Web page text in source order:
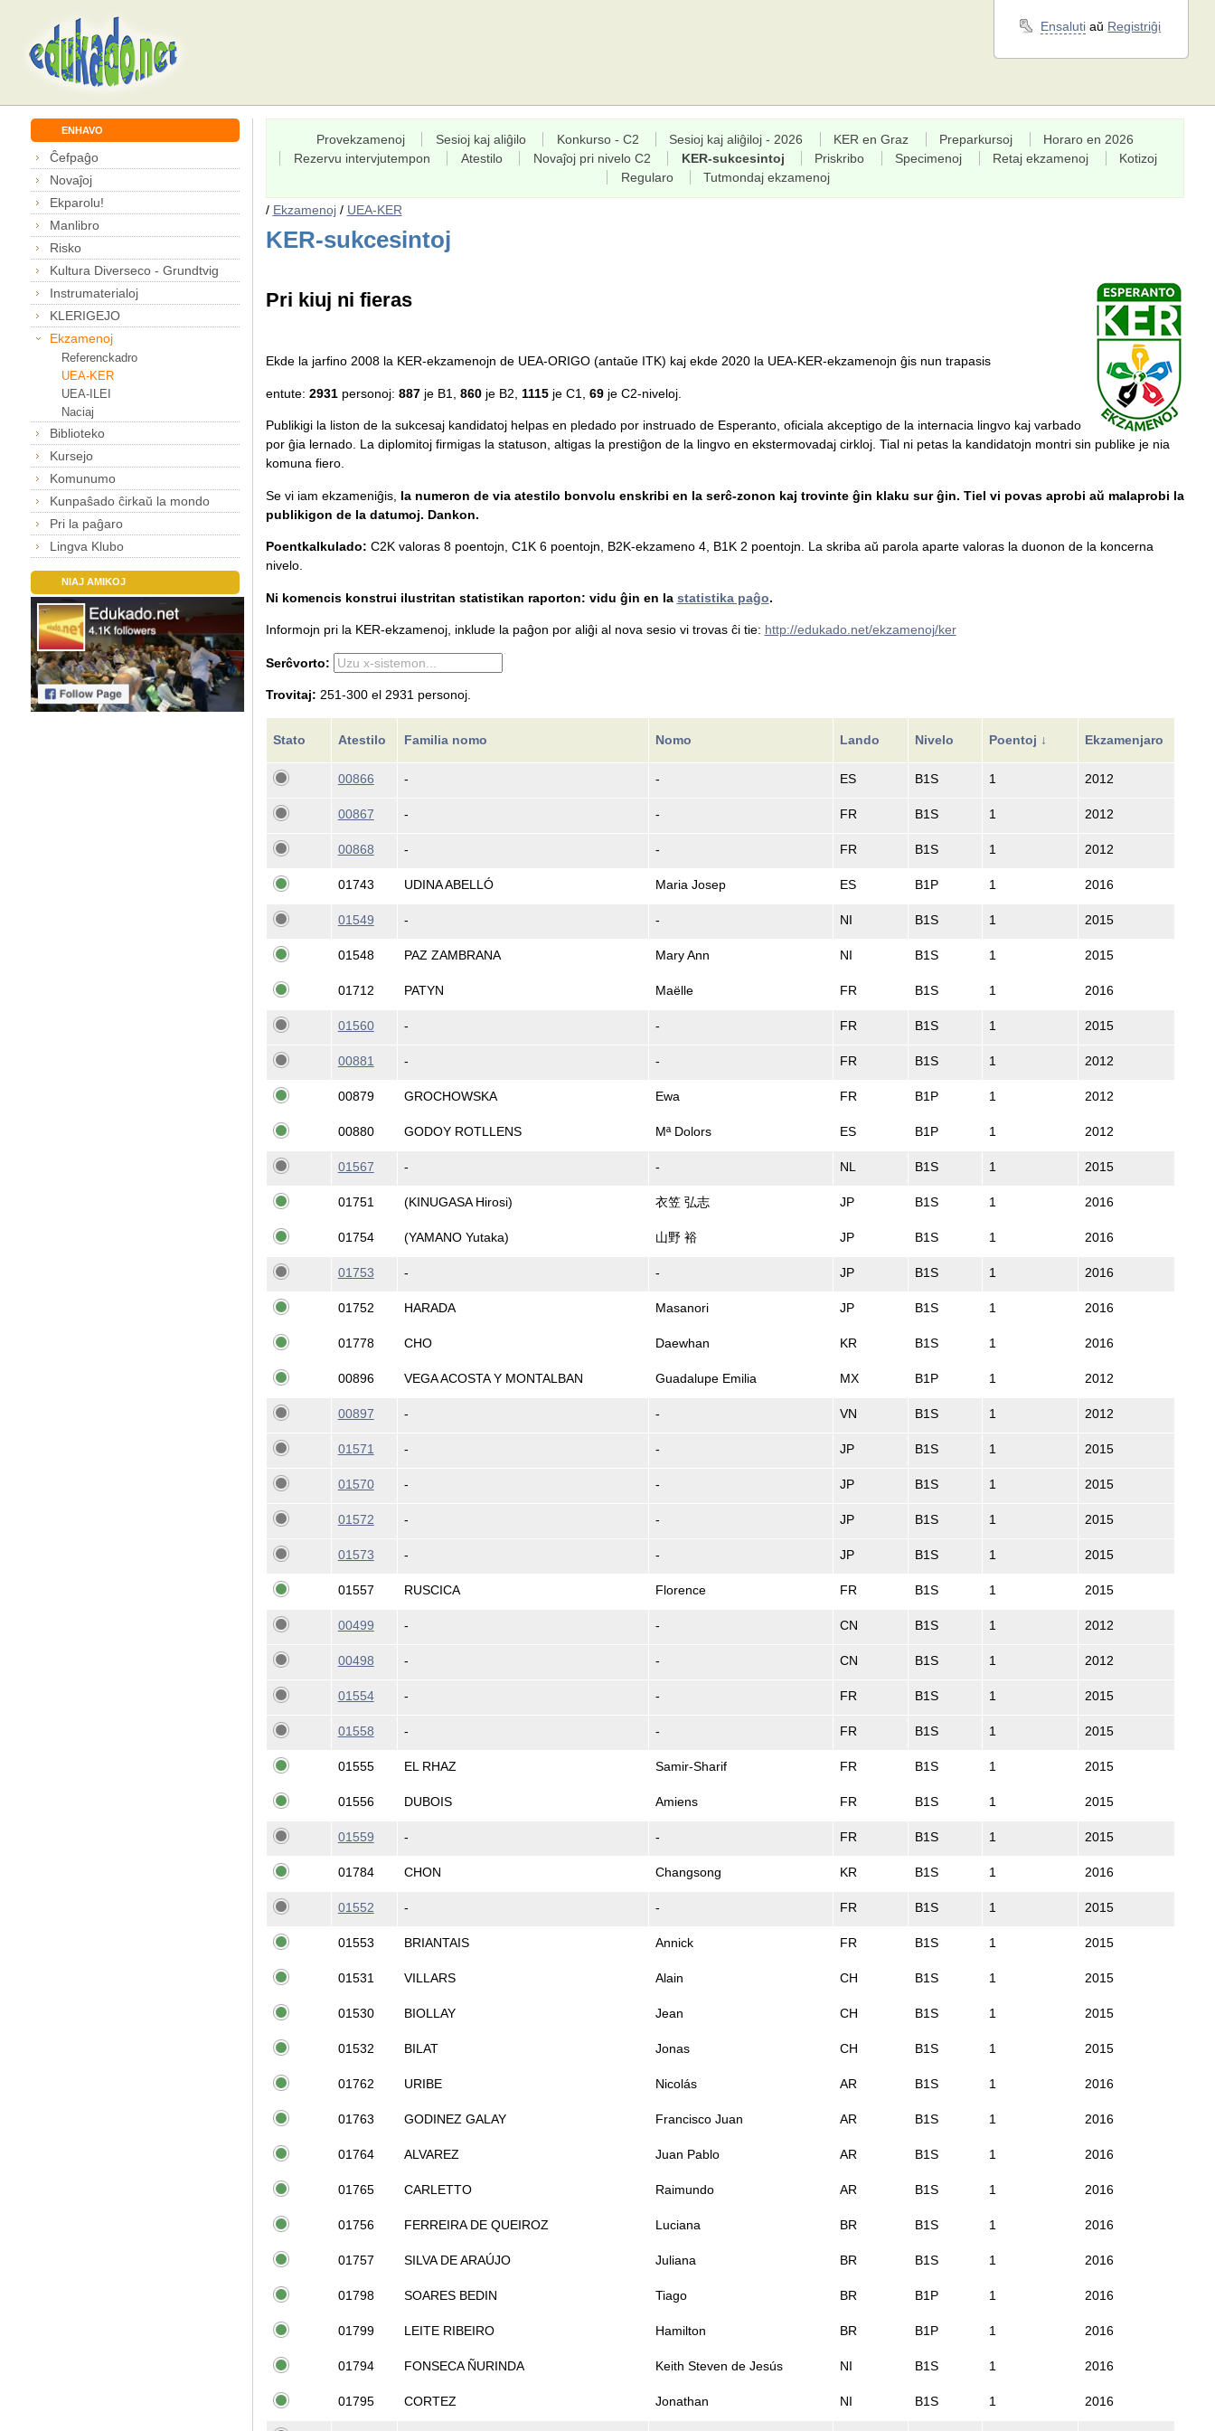
Ensaluti aŭ Registriĝi
ENHAVO
Ĉefpaĝo
Novaĵoj
Ekparolu!
Manlibro
Risko
Kultura Diverseco - Grundtvig
Instrumaterialoj
KLERIGEJO
Ekzamenoj
Referenckadro
UEA-KER
UEA-ILEI
Naciaj
Biblioteko
Kursejo
Komunumo
Kunpaŝado ĉirkaŭ la mondo
Pri la paĝaro
Lingva Klubo
NIAJ AMIKOJ
Provekzamenoj Sesioj kaj aliĝilo Konkurso - C2 Sesioj kaj aliĝiloj - 2026 KER en Graz Preparkursoj
Horaro en 2026
Rezervu intervjutempon
Atestilo Novaĵoj pri nivelo C2 KER-sukcesintoj Priskribo Specimenoj Retaj ekzamenoj
Kotizoj
Regularo
Tutmondaj ekzamenoj
/ Ekzamenoj/ UEA-KER
KER-sukcesintoj
Pri kiuj ni fieras
Ekde la jarfino 2008 la KER-ekzamenojn de UEA-ORIGO (antaŭe ITK) kaj ekde 2020 la UEA-KER-ekzamenojn ĝis nun trapasis
entute: 2931personoj: 887je B1, 860je B2, 1115je C1, 69je C2-niveloj.
Publikigi la liston de la sukcesaj kandidatoj helpas en pledado por instruado de Esperanto, oficiala akceptigo de la internacia lingvo kaj varbado
por ĝia lernado. La diplomitoj firmigas la statuson, altigas la prestiĝon de la lingvo en ekstermovadaj cirkloj. Tial ni petas la kandidatojn montri sin publike je nia
komuna fiero.
Se vi iam ekzameniĝis, la numeron de via atestilo bonvolu enskribi en la serĉ-zonon kaj trovinte ĝin klaku sur ĝin. Tiel vi povas aprobi aŭ malaprobi la
publikigon de la datumoj. Dankon.
Poentkalkulado: C2K valoras 8 poentojn, C1K 6 poentojn, B2K-ekzameno 4, B1K 2 poentojn. La skriba aŭ parola aparte valoras la duonon de la koncerna
nivelo.
Ni komencis konstrui ilustritan statistikan raporton: vidu ĝin en la statistika paĝo.
Informojn pri la KER-ekzamenoj, inklude la paĝon por aliĝi al nova sesio vi trovas ĉi tie: http://edukado.net/ekzamenoj/ker
Serĉvorto:
Trovitaj: 251-300 el 2931 personoj.
Stato Atestilo Familia nomo Nomo Lando Nivelo Poentoj ↓ Ekzamenjaro
00866 - - ES B1S 1 2012
00867 - - FR B1S 1 2012
00868 - - FR B1S 1 2012
01743 UDINA ABELLÓ Maria Josep ES B1P 1 2016
01549 - - NI B1S 1 2015
01548 PAZ ZAMBRANA Mary Ann NI B1S 1 2015
01712 PATYN Maëlle FR B1S 1 2016
01560 - - FR B1S 1 2015
00881 - - FR B1S 1 2012
00879 GROCHOWSKA Ewa FR B1P 1 2012
00880 GODOY ROTLLENS Mª Dolors ES B1P 1 2012
01567 - - NL B1S 1 2015
01751 (KINUGASA Hirosi) 衣笠 弘志 JP B1S 1 2016
01754 (YAMANO Yutaka) 山野 裕 JP B1S 1 2016
01753 - - JP B1S 1 2016
01752 HARADA Masanori JP B1S 1 2016
01778 CHO Daewhan KR B1S 1 2016
00896 VEGA ACOSTA Y MONTALBAN Guadalupe Emilia MX B1P 1 2012
00897 - - VN B1S 1 2012
01571 - - JP B1S 1 2015
01570 - - JP B1S 1 2015
01572 - - JP B1S 1 2015
01573 - - JP B1S 1 2015
01557 RUSCICA Florence FR B1S 1 2015
00499 - - CN B1S 1 2012
00498 - - CN B1S 1 2012
01554 - - FR B1S 1 2015
01558 - - FR B1S 1 2015
01555 EL RHAZ Samir-Sharif FR B1S 1 2015
01556 DUBOIS Amiens FR B1S 1 2015
01559 - - FR B1S 1 2015
01784 CHON Changsong KR B1S 1 2016
01552 - - FR B1S 1 2015
01553 BRIANTAIS Annick FR B1S 1 2015
01531 VILLARS Alain CH B1S 1 2015
01530 BIOLLAY Jean CH B1S 1 2015
01532 BILAT Jonas CH B1S 1 2015
01762 URIBE Nicolás AR B1S 1 2016
01763 GODINEZ GALAY Francisco Juan AR B1S 1 2016
01764 ALVAREZ Juan Pablo AR B1S 1 2016
01765 CARLETTO Raimundo AR B1S 1 2016
01756 FERREIRA DE QUEIROZ Luciana BR B1S 1 2016
01757 SILVA DE ARAÚJO Juliana BR B1S 1 2016
01798 SOARES BEDIN Tiago BR B1P 1 2016
01799 LEITE RIBEIRO Hamilton BR B1P 1 2016
01794 FONSECA ÑURINDA Keith Steven de Jesús NI B1S 1 2016
01795 CORTEZ Jonathan NI B1S 1 2016